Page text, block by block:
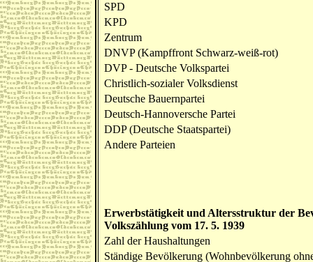
SPD
KPD
Zentrum
DNVP (Kampffront Schwarz-weiß-rot)
DVP - Deutsche Volkspartei
Christlich-sozialer Volksdienst
Deutsche Bauernpartei
Deutsch-Hannoversche Partei
DDP (Deutsche Staatspartei)
Andere Parteien
Erwerbstätigkeit und Altersstruktur der
Volkszählung vom 17. 5. 1939
Zahl der Haushaltungen
Ständige Bevölkerung (Wohnbevölkerung